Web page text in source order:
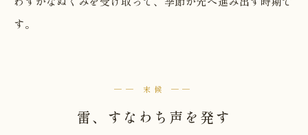
す。
── 末候 ──
雷、すなわち声を発す